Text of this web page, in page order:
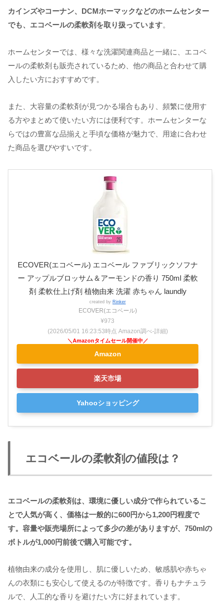
カインズやコーナン、DCMホーマックなどのホームセンター
でも、エコベールの柔軟剤を取り扱っています。
ホームセンターでは、様々な洗濯関連商品と一緒に、エコベ
ールの柔軟剤も販売されているため、他の商品と合わせて購
入したい方におすすめです。
また、大容量の柔軟剤が見つかる場合もあり、頻繁に使用す
る方やまとめて使いたい方には便利です。ホームセンターな
らではの豊富な品揃えと手頃な価格が魅力で、用途に合わせ
た商品を選びやすいです。
ECOVER(エコベール) エコベール ファブリックソフナ
ー アップルブロッサム＆アーモンドの香り 750ml 柔軟
剤 柔軟仕上げ剤 植物由来 洗濯 赤ちゃん laundly
created by Rinker
ECOVER(エコベール)
¥973
(2026/05/01 16:23:53時点 Amazon調べ-詳細)
Amazon
楽天市場
Yahooショッピング
エコベールの柔軟剤の値段は？
エコベールの柔軟剤は、環境に優しい成分で作られているこ
とで人気が高く、価格は一般的に600円から1,200円程度で
す。容量や販売場所によって多少の差がありますが、750mlの
ボトルが1,000円前後で購入可能です。
植物由来の成分を使用し、肌に優しいため、敏感肌や赤ちゃ
んの衣類にも安心して使えるのが特徴です。香りもナチュラ
ルで、人工的な香りを避けたい方に好まれています。